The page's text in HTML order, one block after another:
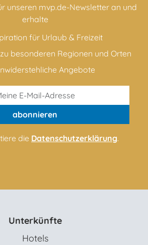
unseren mvp.de-Newsletter an und
erhalte
für Urlaub & Freizeit
besonderen Regionen und Orten
Angebote
abonnieren
die Datenschutzerklärung.
Unterkünfte
Hotels